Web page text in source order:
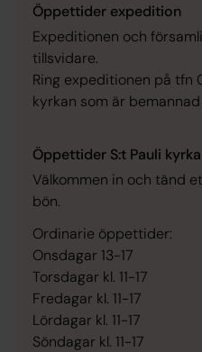
Öppettider expedition
Expeditionen och
tillsvidare.
Ring expeditionen på tfn
kyrkan som är
Öppettider S:t Pauli kyrka
Välkommen in och tänd
bön.
Ordinarie öppettider:
Onsdagar 13-17
Torsdagar kl. 11-17
Fredagar kl. 11-17
Lördagar kl. 11-17
Söndagar kl. 11-17